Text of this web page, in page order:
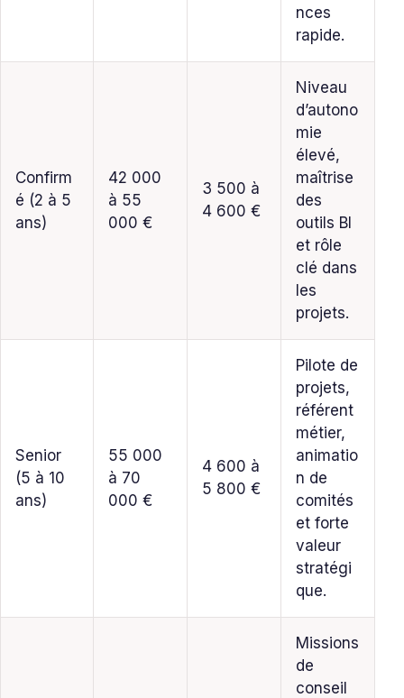
nces
rapide.
Confirm
é (2 à 5
ans)
42 000
à 55
000 €
3 500 à
4 600 €
Niveau
d’autono
mie
élevé,
maîtrise
des
outils BI
et rôle
clé dans
les
projets.
Senior
(5 à 10
ans)
55 000
à 70
000 €
4 600 à
5 800 €
Pilote de
projets,
référent
métier,
animatio
n de
comités
et forte
valeur
stratégi
que.
Missions
de
conseil